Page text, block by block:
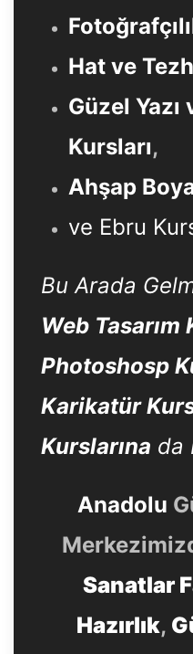
Hat ve
Güzel
Kursları,
Ahşap
ve Ebru
Bu Arada
Web Tasarım
Photoshosp
Karikatür
Kurslarına da
Anadolu
Sanatlar
Hazırlık,